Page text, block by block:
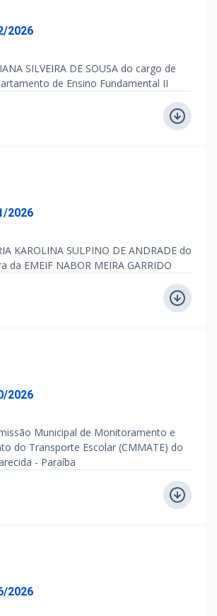
2026
SILVEIRA DE SOUSA do cargo de
de Ensino Fundamental II
2026
KAROLINA SULPINO DE ANDRADE do
da EMEIF NABOR MEIRA GARRIDO
2026
Municipal de Monitoramento e
do Transporte Escolar (CMMATE) do
- Paraíba
2026